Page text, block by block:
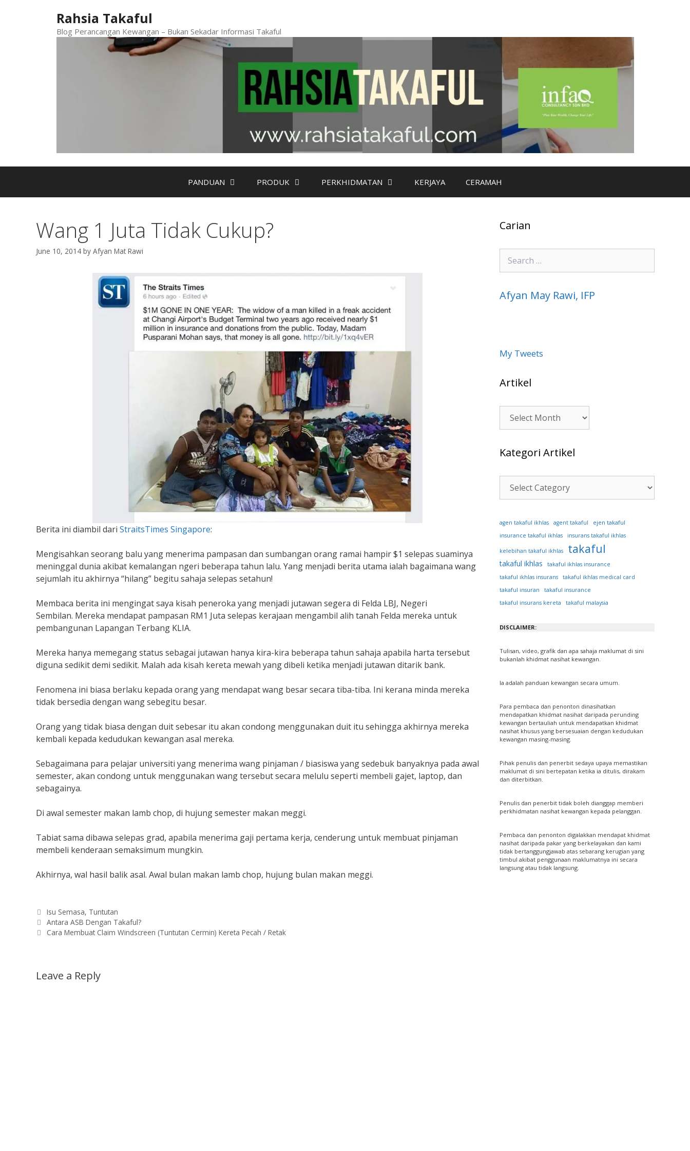
Rahsia Takaful
Blog Perancangan Kewangan – Bukan Sekadar Informasi Takaful
PANDUAN PRODUK PERKHIDMATAN KERJAYA CERAMAH
Wang 1 Juta Tidak Cukup?
June 10, 2014 by Afyan Mat Rawi
Berita ini diambil dari StraitsTimes Singapore:
Mengisahkan seorang balu yang menerima pampasan dan sumbangan orang ramai hampir $1 selepas suaminya
meninggal dunia akibat kemalangan ngeri beberapa tahun lalu. Yang menjadi berita utama ialah bagaimana wang
sejumlah itu akhirnya “hilang” begitu sahaja selepas setahun!
Membaca berita ini mengingat saya kisah peneroka yang menjadi jutawan segera di Felda LBJ, Negeri
Sembilan. Mereka mendapat pampasan RM1 Juta selepas kerajaan mengambil alih tanah Felda mereka untuk
pembangunan Lapangan Terbang KLIA.
Mereka hanya memegang status sebagai jutawan hanya kira-kira beberapa tahun sahaja apabila harta tersebut
diguna sedikit demi sedikit. Malah ada kisah kereta mewah yang dibeli ketika menjadi jutawan ditarik bank.
Fenomena ini biasa berlaku kepada orang yang mendapat wang besar secara tiba-tiba. Ini kerana minda mereka
tidak bersedia dengan wang sebegitu besar.
Orang yang tidak biasa dengan duit sebesar itu akan condong menggunakan duit itu sehingga akhirnya mereka
kembali kepada kedudukan kewangan asal mereka.
Sebagaimana para pelajar universiti yang menerima wang pinjaman / biasiswa yang sedebuk banyaknya pada awal
semester, akan condong untuk menggunakan wang tersebut secara melulu seperti membeli gajet, laptop, dan
sebagainya.
Di awal semester makan lamb chop, di hujung semester makan meggi.
Tabiat sama dibawa selepas grad, apabila menerima gaji pertama kerja, cenderung untuk membuat pinjaman
membeli kenderaan semaksimum mungkin.
Akhirnya, wal hasil balik asal. Awal bulan makan lamb chop, hujung bulan makan meggi.
Categories
Isu Semasa, Tuntutan
Antara ASB Dengan Takaful?
Cara Membuat Claim Windscreen (Tuntutan Cermin) Kereta Pecah / Retak
Leave a Reply
Carian
Search
for:
Afyan May Rawi, IFP
My Tweets
Artikel
Artikel
Kategori Artikel
Kategori
Artikel
agen takaful ikhlas agent takaful ejen takaful
insurance takaful ikhlas insurans takaful ikhlas
kelebihan takaful ikhlas takaful
takaful ikhlas
takaful ikhlas insurance
takaful ikhlas insurans
takaful ikhlas medical card
takaful insuran
takaful insurance
takaful insurans kereta
takaful malaysia
DISCLAIMER:
Tulisan, video, grafik dan apa sahaja maklumat di sini
bukanlah khidmat nasihat kewangan.
Ia adalah panduan kewangan secara umum.
Para pembaca dan penonton dinasihatkan
mendapatkan khidmat nasihat daripada perunding
kewangan bertauliah untuk mendapatkan khidmat
nasihat khusus yang bersesuaian dengan kedudukan
kewangan masing-masing.
Pihak penulis dan penerbit sedaya upaya memastikan
maklumat di sini bertepatan ketika ia ditulis, dirakam
dan diterbitkan.
Penulis dan penerbit tidak boleh dianggap memberi
perkhidmatan nasihat kewangan kepada pelanggan.
Pembaca dan penonton digalakkan mendapat khidmat
nasihat daripada pakar yang berkelayakan dan kami
tidak bertanggungjawab atas sebarang kerugian yang
timbul akibat penggunaan maklumatnya ini secara
langsung atau tidak langsung.